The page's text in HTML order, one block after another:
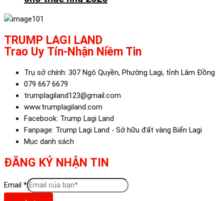
TRUMP LAGI LAND
Trao Uy Tín-Nhận Niềm Tin
Trụ sở chính: 307 Ngô Quyền, Phường Lagi, tỉnh Lâm Đồng
079 667 6679
trumplagiland123@gmail.com
www.trumplagiland.com
Facebook: Trump Lagi Land
Fanpage: Trump Lagi Land - Sở hữu đất vàng Biển Lagi
Mục danh sách
ĐĂNG KÝ NHẬN TIN
Email *